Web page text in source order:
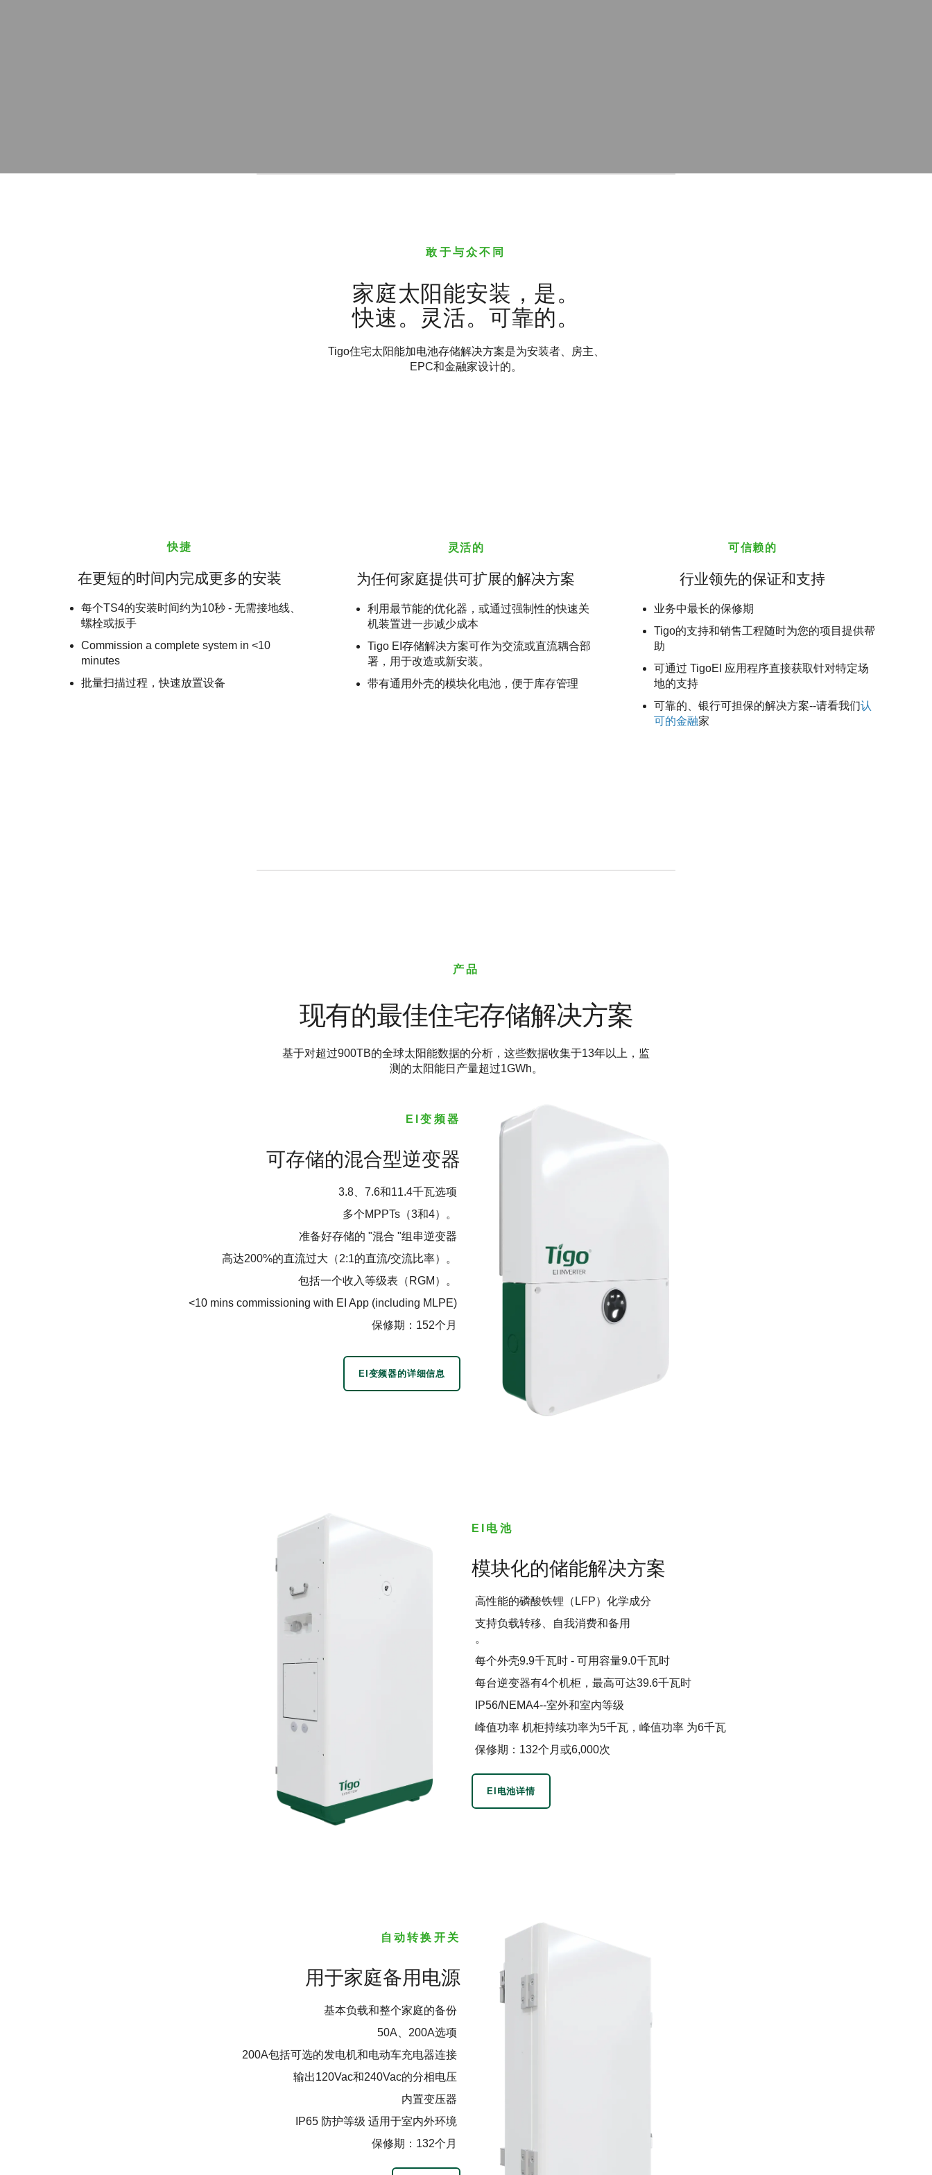
敢于与众不同
家庭太阳能安装，是。
快速。灵活。可靠的。
Tigo住宅太阳能加电池存储解决方案是为安装者、房主、
EPC和金融家设计的。
快捷
在更短的时间内完成更多的安装
每个TS4的安装时间约为10秒 - 无需接地线、
螺栓或扳手
Commission a complete system in <10
minutes
批量扫描过程，快速放置设备
灵活的
为任何家庭提供可扩展的解决方案
利用最节能的优化器，或通过强制性的快速关
机装置进一步减少成本
Tigo EI存储解决方案可作为交流或直流耦合部
署，用于改造或新安装。
带有通用外壳的模块化电池，便于库存管理
可信赖的
行业领先的保证和支持
业务中最长的保修期
Tigo的支持和销售工程随时为您的项目提供帮
助
可通过 TigoEI 应用程序直接获取针对特定场
地的支持
可靠的、银行可担保的解决方案--请看我们认
可的金融家
产品
现有的最佳住宅存储解决方案
基于对超过900TB的全球太阳能数据的分析，这些数据收集于13年以上，监
测的太阳能日产量超过1GWh。
EI变频器
可存储的混合型逆变器
3.8、7.6和11.4千瓦选项
多个MPPTs（3和4）。
准备好存储的 "混合 "组串逆变器
高达200%的直流过大（2:1的直流/交流比率）。
包括一个收入等级表（RGM）。
<10 mins commissioning with EI App (including MLPE)
保修期：152个月
EI变频器的详细信息
EI电池
模块化的储能解决方案
高性能的磷酸铁锂（LFP）化学成分
支持负载转移、自我消费和备用
。
每个外壳9.9千瓦时 - 可用容量9.0千瓦时
每台逆变器有4个机柜，最高可达39.6千瓦时
IP56/NEMA4--室外和室内等级
峰值功率 机柜持续功率为5千瓦，峰值功率 为6千瓦
保修期：132个月或6,000次
EI电池详情
自动转换开关
用于家庭备用电源
基本负载和整个家庭的备份
50A、200A选项
200A包括可选的发电机和电动车充电器连接
输出120Vac和240Vac的分相电压
内置变压器
IP65 防护等级 适用于室内外环境
保修期：132个月